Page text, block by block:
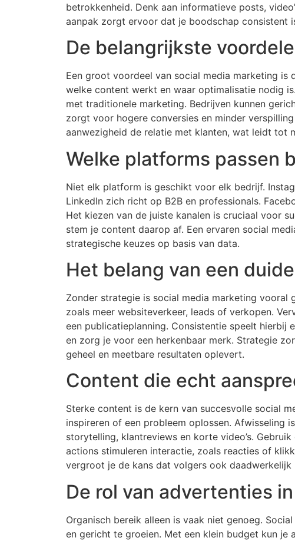
betrokkenheid. Denk aan informatieve posts,
aanpak zorgt ervoor dat je boodschap consistent
De belangrijkste
Een groot voordeel van social media marketing
welke content werkt en waar optimalisatie nodig
met traditionele marketing. Bedrijven kunnen
zorgt voor hogere conversies en minder
aanwezigheid de relatie met klanten, wat leidt tot
Welke platforms passen
Niet elk platform is geschikt voor elk bedrijf.
LinkedIn zich richt op B2B en professionals.
Het kiezen van de juiste kanalen is cruciaal voor
stem je content daarop af. Een ervaren social
strategische keuzes op basis van data.
Het belang van een
Zonder strategie is social media marketing vooral
zoals meer websiteverkeer, leads of verkopen.
een publicatieplanning. Consistentie speelt hierbij
en zorg je voor een herkenbaar merk. Strategie
geheel en meetbare resultaten oplevert.
Content die echt
Sterke content is de kern van succesvolle social
inspireren of een probleem oplossen. Afwisseling
storytelling, klantreviews en korte video’s.
actions stimuleren interactie, zoals reacties of
vergroot je de kans dat volgers ook daadwerkelijk
De rol van advertenties
Organisch bereik alleen is vaak niet genoeg.
en gericht te groeien. Met een klein budget kun